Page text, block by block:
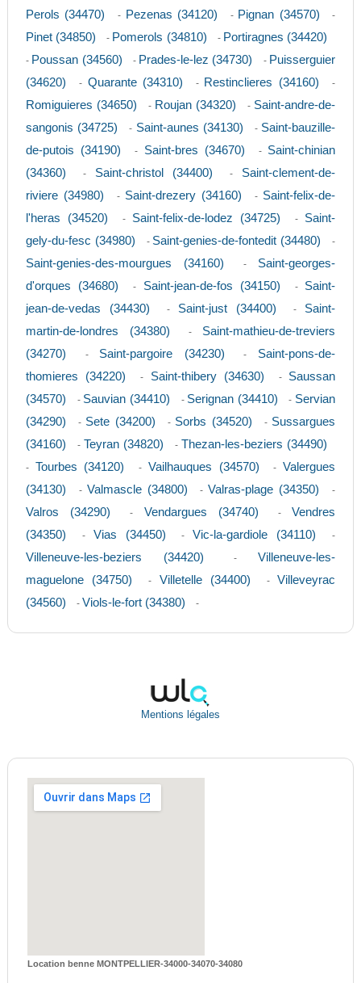
Perols (34470) - Pezenas (34120) - Pignan (34570) -
Pinet (34850) - Pomerols (34810) - Portiragnes (34420)
- Poussan (34560) - Prades-le-lez (34730) - Puisserguier
(34620)
- Quarante (34310) - Restinclieres (34160) -
Romiguieres (34650) - Roujan (34320) - Saint-andre-de-
sangonis (34725)
- Saint-aunes (34130) - Saint-bauzille-
de-putois (34190)
- Saint-bres (34670) - Saint-chinian
(34360)
- Saint-christol (34400) - Saint-clement-de-
riviere (34980)
- Saint-drezery (34160) - Saint-felix-de-
l'heras (34520)
- Saint-felix-de-lodez (34725) - Saint-
gely-du-fesc (34980)
- Saint-genies-de-fontedit (34480) -
Saint-genies-des-mourgues (34160) - Saint-georges-
d'orques (34680)
- Saint-jean-de-fos (34150) - Saint-
jean-de-vedas (34430)
- Saint-just (34400) - Saint-
martin-de-londres (34380)
- Saint-mathieu-de-treviers
(34270)
- Saint-pargoire (34230) - Saint-pons-de-
thomieres (34220)
- Saint-thibery (34630) - Saussan
(34570)
- Sauvian (34410) - Serignan (34410) - Servian
(34290)
- Sete (34200) - Sorbs (34520) - Sussargues
(34160)
- Teyran (34820) - Thezan-les-beziers (34490)
- Tourbes (34120) - Vailhauques (34570) - Valergues
(34130)
- Valmascle (34800) - Valras-plage (34350) -
Valros (34290) - Vendargues (34740) - Vendres
(34350)
- Vias (34450) - Vic-la-gardiole (34110) -
Villeneuve-les-beziers (34420) - Villeneuve-les-
maguelone (34750)
- Villetelle (34400) - Villeveyrac
(34560)
- Viols-le-fort (34380) -
Mentions légales
Location benne MONTPELLIER-34000-34070-34080